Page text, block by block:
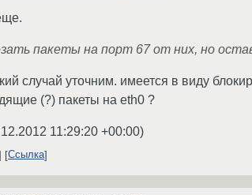
пакеты на порт 67 от них, но
случай уточним. имеется в виду
(?) пакеты на eth0 ?
11:29:20 +00:00)
Ссылка